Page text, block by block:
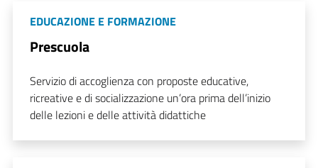
EDUCAZIONE E FORMAZIONE
Prescuola
Servizio di accoglienza con proposte educative,
ricreative e di socializzazione un’ora prima dell’inizio
delle lezioni e delle attività didattiche